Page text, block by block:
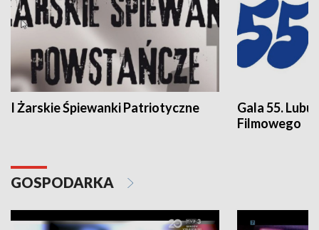
I Żarskie Śpiewanki Patriotyczne
Gala 55.
Filmowego
GOSPODARKA